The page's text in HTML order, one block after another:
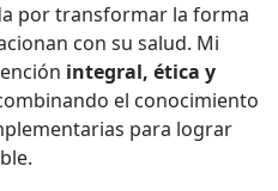
por transformar la forma
con su salud. Mi
integral, ética y
el conocimiento
para lograr